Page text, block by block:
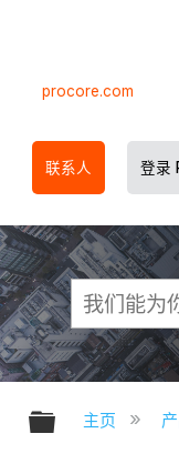
procore.com
联系人 登录
扩展/隐
主页